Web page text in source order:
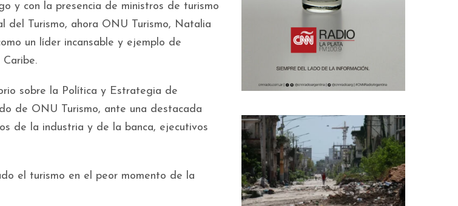
y con la presencia de ministros de turismo
del Turismo, ahora ONU Turismo, Natalia
un líder incansable y ejemplo de
sobre la Política y Estrategia de
de ONU Turismo, ante una destacada
de la industria y de la banca, ejecutivos
el turismo en el peor momento de la